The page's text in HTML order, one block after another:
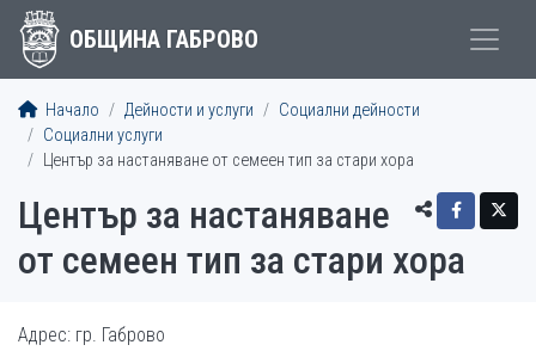
ОБЩИНА ГАБРОВО
Начало Дейности и услуги
Социални дейности
Социални услуги
Център за настаняване от семеен тип за стари хора
Център за настаняване
от семеен тип за стари хора
Адрес: гр. Габрово